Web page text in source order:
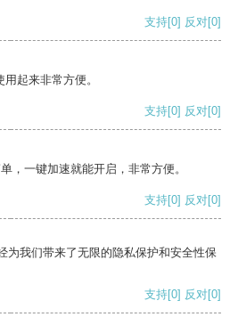
支持[0] 反对[0]
起来非常方便。
支持[0] 反对[0]
，一键加速就能开启，非常方便。
支持[0] 反对[0]
为我们带来了无限的隐私保护和安全性保
支持[0] 反对[0]